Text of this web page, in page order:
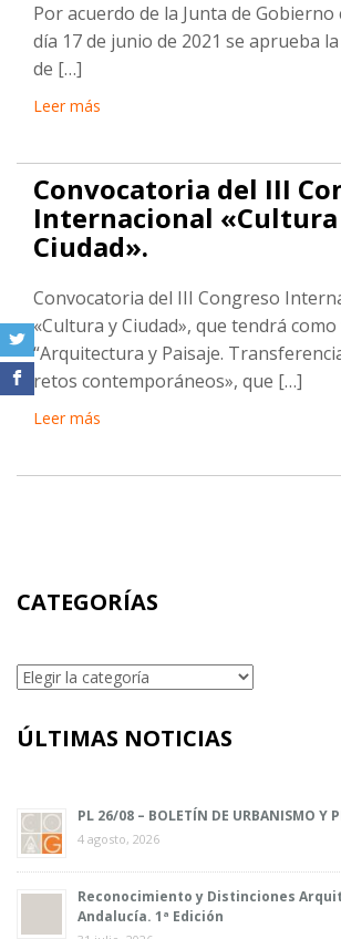
Por acuerdo de la Junta de Gobierno
día 17 de junio de 2021 se aprueba
de […]
Leer más
Convocatoria del III
Internacional
Ciudad».
Convocatoria del III Congreso
«Cultura y Ciudad», que tendrá
“Arquitectura y Paisaje.
retos contemporáneos», que […]
Leer más
CATEGORÍAS
Categorías
ÚLTIMAS NOTICIAS
PL 26/08 – BOLETÍN DE URBANISMO Y
4 agosto, 2026
Reconocimiento y Distinciones
Andalucía. 1ª Edición